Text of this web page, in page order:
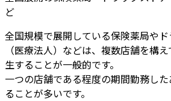
ど
全国規模で展開している保険薬局や
（医療法人）などは、複数店舗を構
生することが一般的です。
一つの店舗である程度の期間勤務し
ることが多いです。